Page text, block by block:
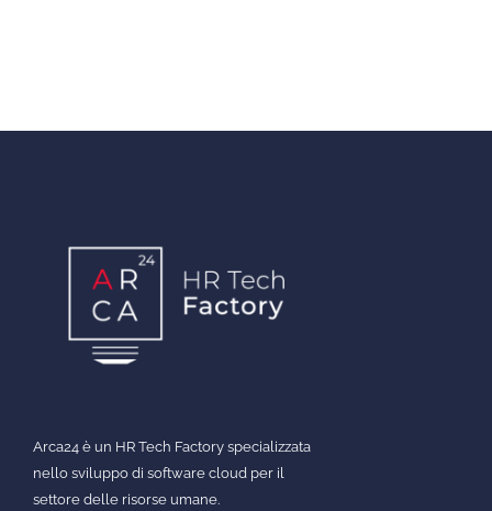
Arca24 è un HR Tech Factory specializzata
nello sviluppo di software cloud per il
settore delle risorse umane.